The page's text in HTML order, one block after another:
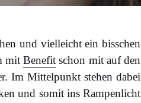
und vielleicht ein bisschen
mitBenefit schon mit auf den
Im Mittelpunkt stehen dabei
und somit ins Rampenlicht